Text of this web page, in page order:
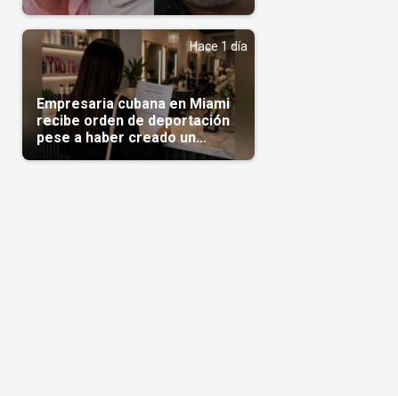
Hace 1 día
Empresaria cubana en Miami
recibe orden de deportación
pese a haber creado un